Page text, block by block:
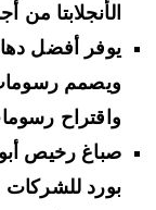
الأنجلابتامن أجمل
يوفر أفضل
ويصمم رسومات
واقتراح رسومات
صباغ رخيص أبو
بورد للشركات